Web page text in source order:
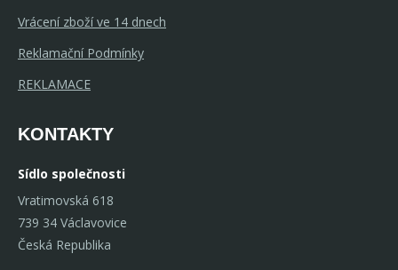
Vrácení zboží ve 14 dnech
Reklamační Podmínky
REKLAMACE
KONTAKTY
Sídlo společnosti
Vratimovská 618
739 34 Václavovice
Česká Republika